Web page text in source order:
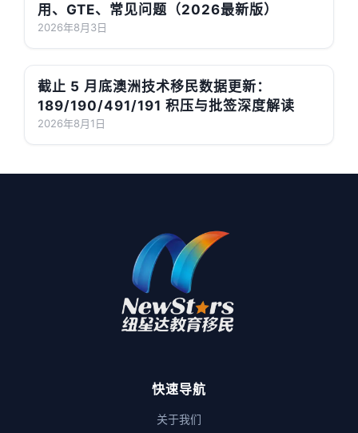
用、GTE、常见问题（2026最新版）
2026年8月3日
截止 5 月底澳洲技术移民数据更新：
189/190/491/191 积压与批签深度解读
2026年8月1日
快速导航
关于我们